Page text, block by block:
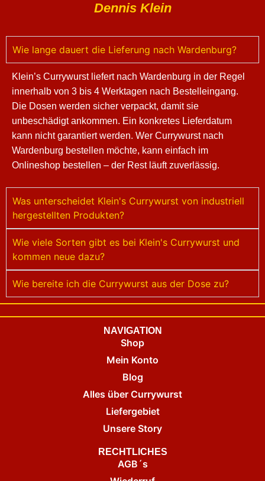
Dennis Klein
Wie lange dauert die Lieferung nach Wardenburg?
Klein’s Currywurst liefert nach Wardenburg in der Regel
innerhalb von 3 bis 4 Werktagen nach Bestelleingang.
Die Dosen werden sicher verpackt, damit sie
unbeschädigt ankommen. Ein konkretes Lieferdatum
kann nicht garantiert werden. Wer Currywurst nach
Wardenburg bestellen möchte, kann einfach im
Onlineshop bestellen – der Rest läuft zuverlässig.
Was unterscheidet Klein's Currywurst von industriell
hergestellten Produkten?
Wie viele Sorten gibt es bei Klein's Currywurst und
kommen neue dazu?
Wie bereite ich die Currywurst aus der Dose zu?
NAVIGATION
Shop
Mein Konto
Blog
Alles über Currywurst
Liefergebiet
Unsere Story
RECHTLICHES
AGB´s